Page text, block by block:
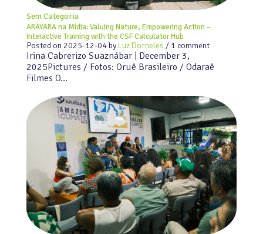
Sem Categoria
ARAYARA na Mídia: Valuing Nature, Empowering Action –
Interactive Training with the CSF Calculator Hub
Posted on 2025-12-04byLuz Dorneles / 1 comment
Irina Cabrerizo Suaznábar | December 3,
2025Pictures / Fotos: Oruê Brasileiro / Odaraê
Filmes O…